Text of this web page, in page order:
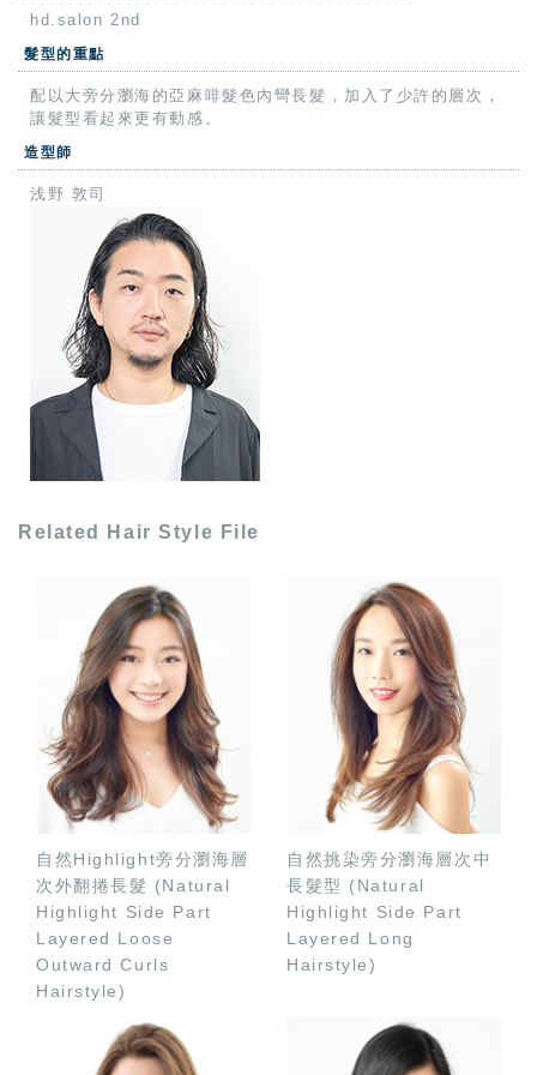
hd.salon 2nd
髮型的重點
配以大旁分瀏海的亞麻啡髮色內彎長髮，加入了少許的層次，
讓髮型看起來更有動感。
造型師
浅野 敦司
Related Hair Style File
自然Highlight旁分瀏海層
次外翻捲長髮 (Natural
Highlight Side Part
Layered Loose
Outward Curls
Hairstyle)
自然挑染旁分瀏海層次中
長髮型 (Natural
Highlight Side Part
Layered Long
Hairstyle)